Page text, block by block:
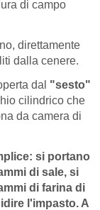
di campo
direttamente
dalla cenere.
dal "sesto"
cilindrico che
da camera di
si portano
di sale, si
di farina di
l'impasto. A